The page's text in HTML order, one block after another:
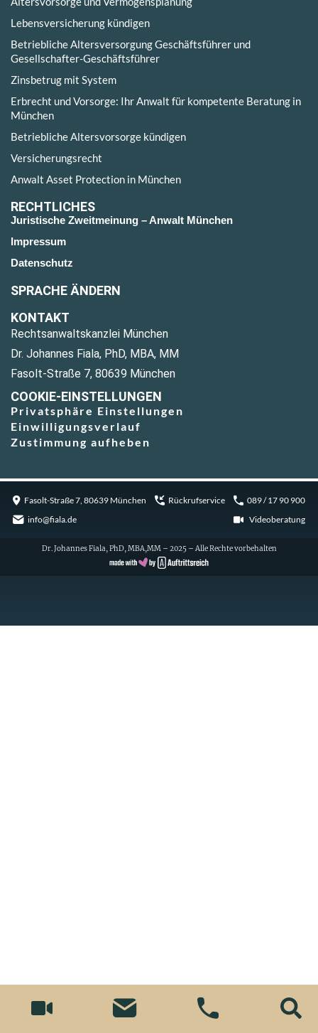
Lebensversicherung kündigen
Betriebliche Altersversorgung Geschäftsführer und
Gesellschafter-Geschäftsführer
Zinsbetrug mit System
Erbrecht und Vorsorge: Ihr Anwalt für kompetente Beratung in
München
Betriebliche Altersvorsorge kündigen
Versicherungsrecht
Anwalt Asset Protection in München
RECHTLICHES
Juristische Zweitmeinung – Anwalt München
Impressum
Datenschutz
SPRACHE ÄNDERN
KONTAKT
Rechtsanwaltskanzlei München
Dr. Johannes Fiala, PhD, MBA, MM
Fasolt-Straße 7, 80639 München
COOKIE-EINSTELLUNGEN
Privatsphäre Einstellungen
Einwilligungsverlauf
Zustimmung aufheben
Fasolt-Straße 7, 80639 München Rückrufservice
089 / 17 90 900
info@fiala.de
Videoberatung
Dr. Johannes Fiala, PhD, MBA,MM – 2025 – Alle Rechte vorbehalten